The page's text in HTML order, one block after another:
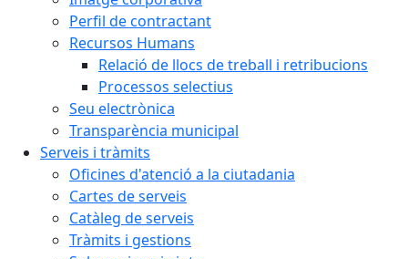
Perfil de contractant
Recursos Humans
Relació de llocs de treball i retribucions
Processos selectius
Seu electrònica
Transparència municipal
Serveis i tràmits
Oficines d'atenció a la ciutadania
Cartes de serveis
Catàleg de serveis
Tràmits i gestions